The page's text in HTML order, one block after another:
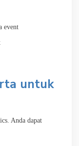
event
untuk
Anda dapat